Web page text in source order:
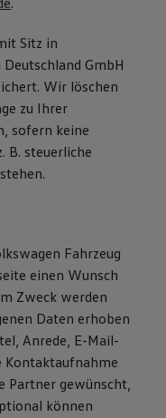
Sitz in
GmbH
Wir löschen
zu Ihrer
sofern keine
B. steuerliche
Fahrzeug
einen Wunsch
Zweck werden
Daten erhoben
Anrede, E-Mail-
Kontaktaufnahme
Partner gewünscht,
können